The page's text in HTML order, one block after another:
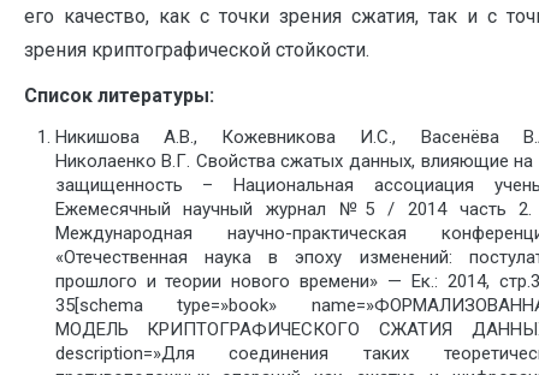
его качество, как с точки зрения сжатия, так и с
зрения криптографической стойкости.
Список литературы:
Никишова А.В., Кожевникова И.С., Васенёва
Николаенко В.Г. Свойства сжатых данных, влияющие на
защищенность – Национальная ассоциация
Ежемесячный научный журнал №5 / 2014 часть
Международная научно-практическая
«Отечественная наука в эпоху изменений:
прошлого и теории нового времени» — Ек.: 2014,
35[schema type=»book»
МОДЕЛЬ КРИПТОГРАФИЧЕСКОГО СЖАТИЯ
description=»Для соединения таких